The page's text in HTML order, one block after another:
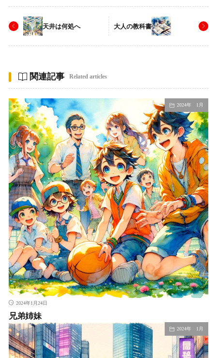
天井は何処へ 大人の教科書
関連記事 Related articles
2024年 1月
2024年1月24日
兄弟姉妹
2024年 1月